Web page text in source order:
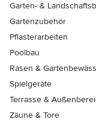
Garten- &
Gartenzubehör
Pflasterarbeiten
Poolbau
Rasen &
Spielgeräte
Terrasse &
Zäune & Tore